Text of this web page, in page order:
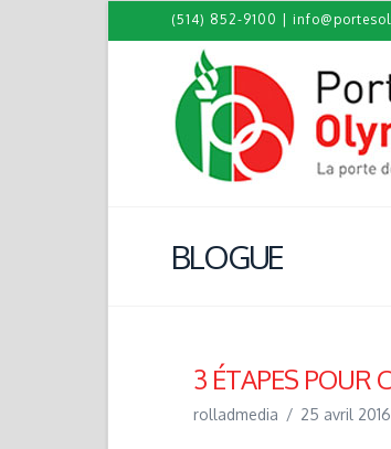
(514) 852-9100
BLOGUE
3 ÉTAPES POUR
rolladmedia 25 avril 2016